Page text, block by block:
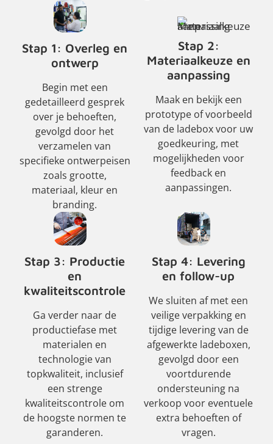
Stap 1: Overleg en
ontwerp
Begin met een
gedetailleerd gesprek
over je behoeften,
gevolgd door het
verzamelen van
specifieke ontwerpeisen
zoals grootte,
materiaal, kleur en
branding.
Stap 2:
Materiaalkeuze en
aanpassing
Maak en bekijk een
prototype of voorbeeld
van de ladebox voor uw
goedkeuring, met
mogelijkheden voor
feedback en
aanpassingen.
Stap 3: Productie
en
kwaliteitscontrole
Ga verder naar de
productiefase met
materialen en
technologie van
topkwaliteit, inclusief
een strenge
kwaliteitscontrole om
de hoogste normen te
garanderen.
Stap 4: Levering
en follow-up
We sluiten af met een
veilige verpakking en
tijdige levering van de
afgewerkte ladeboxen,
gevolgd door een
voortdurende
ondersteuning na
verkoop voor eventuele
extra behoeften of
vragen.